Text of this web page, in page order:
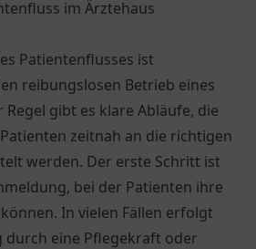
im Ärztehaus
Patientenflusses ist
reibungslosen Betrieb eines
gibt es klare Abläufe, die
zeitnah an die richtigen
werden. Der erste Schritt ist
bei der Patienten ihre
In vielen Fällen erfolgt
durch eine Pflegekraft oder